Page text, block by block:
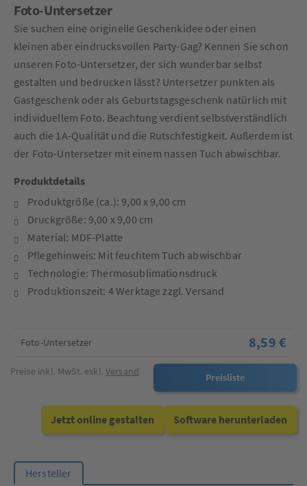
Foto-Untersetzer
Sie suchen eine originelle Geschenkidee oder einen
kleinen aber eindrucksvollen Party-Gag? Kennen Sie schon
unseren Foto-Untersetzer, der sich wunderbar selbst
gestalten und bedrucken lässt? Untersetzer punkten als
Gastgeschenk oder als Geburtstagsgeschenk natürlich mit
individuellem Foto. Beachtung verdient selbstverständlich
auch die 1A-Qualität und die Rutschfestigkeit. Außerdem ist
der Foto-Untersetzer mit einem nassen Tuch abwischbar.
Produktdetails
Produktgröße (ca.): 9,00 x 9,00 cm
Druckgröße: 9,00 x 9,00 cm
Material: MDF-Platte
Pflegehinweis: Mit feuchtem Tuch abwischbar
Technologie: Thermosublimationsdruck
Produktionszeit: 4 Werktage zzgl. Versand
Foto-Untersetzer 8,59 €
Preisliste
Preise inkl. MwSt. exkl.Versand
Jetzt online gestalten Software herunterladen
Hersteller